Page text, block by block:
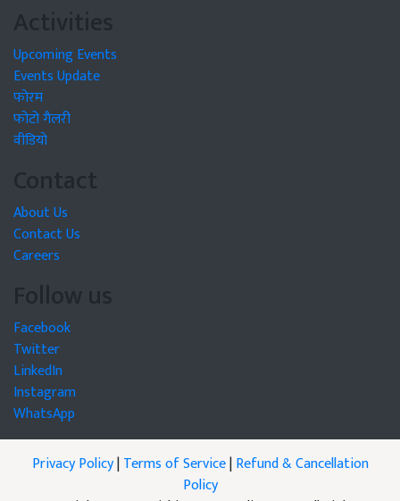
Activities
Upcoming Events
Events Update
फोरम
फोटो गैलरी
वीडियो
Contact
About Us
Contact Us
Careers
Follow us
Facebook
Twitter
LinkedIn
Instagram
WhatsApp
Privacy Policy|Terms of Service|Refund & Cancellation
Policy